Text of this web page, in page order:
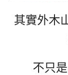
其實外木
不只